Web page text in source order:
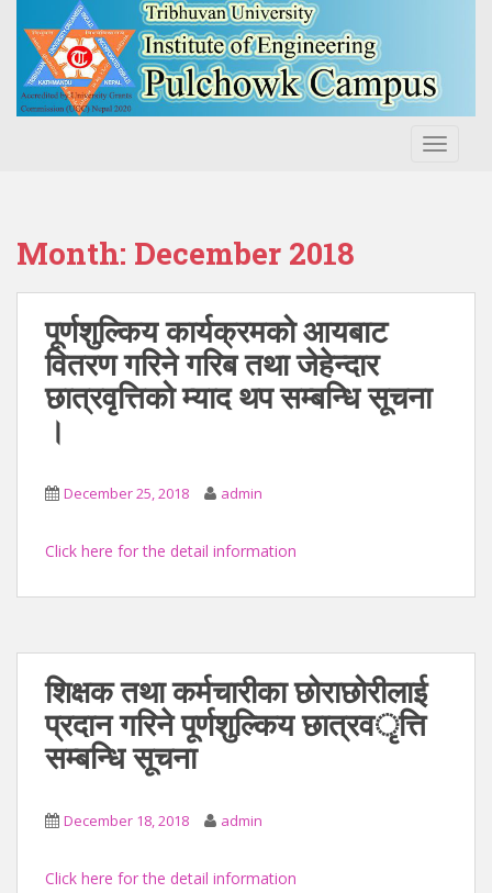
Month: December 2018
पूर्णशुल्किय कार्यक्रमको आयबाट
वितरण गरिने गरिब तथा जेहेन्दार
छात्रवृत्तिको म्याद थप सम्बन्धि सूचना
।
December 25, 2018 admin
Click here for the detail information
शिक्षक तथा कर्मचारीका छोराछोरीलाई
प्रदान गरिने पूर्णशुल्किय छात्रव‌‌ृत्ति
सम्बन्धि सूचना
December 18, 2018 admin
Click here for the detail information